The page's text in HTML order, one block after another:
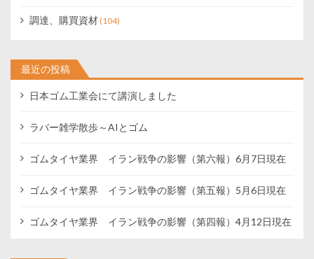
調達、購買資材(104)
最近の投稿
日本ゴム工業会にて講演しました
ラバー雑学散歩～AIとゴム
ゴムタイヤ業界 イラン戦争の影響（第六報）6月7日現在
ゴムタイヤ業界 イラン戦争の影響（第五報）5月6日現在
ゴムタイヤ業界 イラン戦争の影響（第四報）4月12日現在